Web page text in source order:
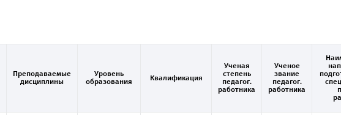
Преподаваемые
дисциплины
Уровень
образования
Квалификация
Ученая
степень
педагог.
работника
Ученое
звание
педагог.
работника